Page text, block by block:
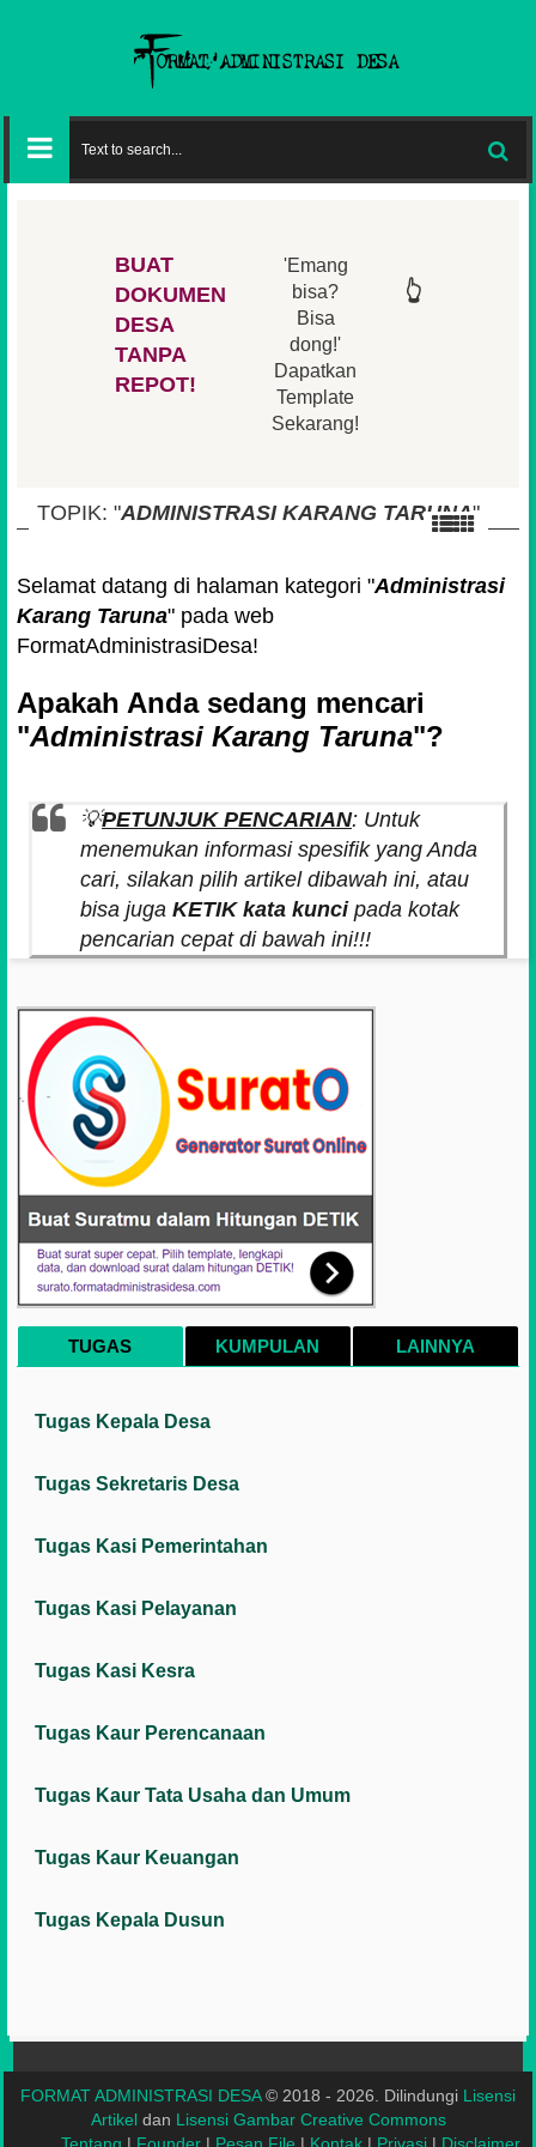
BUAT
DOKUMEN
DESA
TANPA
REPOT!
'Emang
bisa?
Bisa
dong!'
Dapatkan
Template
Sekarang!
👆
TOPIK: "ADMINISTRASI KARANG TARUNA"
Selamat datang di halaman kategori "Administrasi
Karang Taruna" pada web
FormatAdministrasiDesa!
Apakah Anda sedang mencari
"Administrasi Karang Taruna"?
💡PETUNJUK PENCARIAN: Untuk
menemukan informasi spesifik yang Anda
cari, silakan pilih artikel dibawah ini, atau
bisa juga KETIK kata kuncipada kotak
pencarian cepat di bawah ini!!!
TUGAS KUMPULAN LAINNYA
Tugas Kepala Desa
Tugas Sekretaris Desa
Tugas Kasi Pemerintahan
Tugas Kasi Pelayanan
Tugas Kasi Kesra
Tugas Kaur Perencanaan
Tugas Kaur Tata Usaha dan Umum
Tugas Kaur Keuangan
Tugas Kepala Dusun
FORMAT ADMINISTRASI DESA© 2018 - 2026. Dilindungi Lisensi
Artikeldan Lisensi Gambar Creative Commons